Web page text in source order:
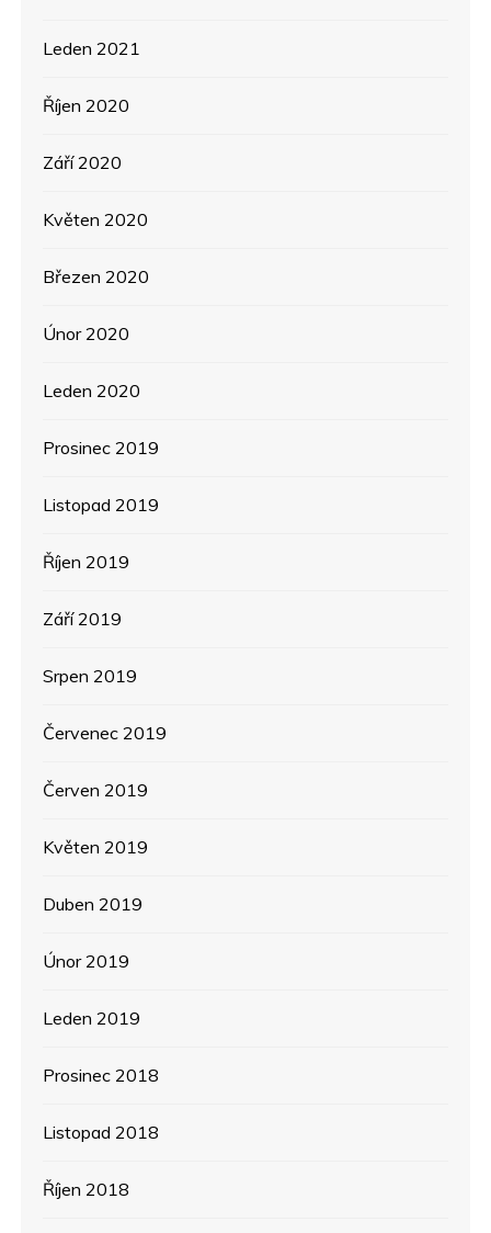
Leden 2021
Říjen 2020
Září 2020
Květen 2020
Březen 2020
Únor 2020
Leden 2020
Prosinec 2019
Listopad 2019
Říjen 2019
Září 2019
Srpen 2019
Červenec 2019
Červen 2019
Květen 2019
Duben 2019
Únor 2019
Leden 2019
Prosinec 2018
Listopad 2018
Říjen 2018